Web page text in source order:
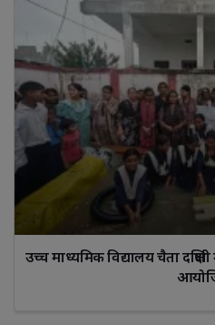
उच्च माध्यमिक विद्यालय चैता